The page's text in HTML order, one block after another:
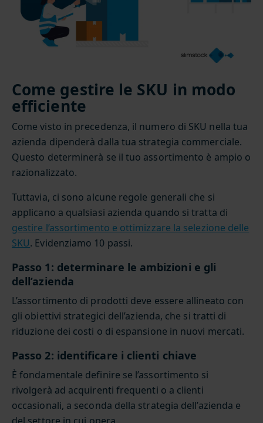
Come gestire le SKU in modo
efficiente
Come visto in precedenza, il numero di SKU nella tua
azienda dipenderà dalla tua strategia commerciale.
Questo determinerà se il tuo assortimento è ampio o
razionalizzato.
Tuttavia, ci sono alcune regole generali che si
applicano a qualsiasi azienda quando si tratta di
gestire l’assortimento e ottimizzare la selezione delle
SKU. Evidenziamo 10 passi.
Passo 1: determinare le ambizioni e gli
dell’azienda
L’assortimento di prodotti deve essere allineato con
gli obiettivi strategici dell’azienda, che si tratti di
riduzione dei costi o di espansione in nuovi mercati.
Passo 2: identificare i clienti chiave
È fondamentale definire se l’assortimento si
rivolgerà ad acquirenti frequenti o a clienti
occasionali, a seconda della strategia dell’azienda e
del settore in cui opera.